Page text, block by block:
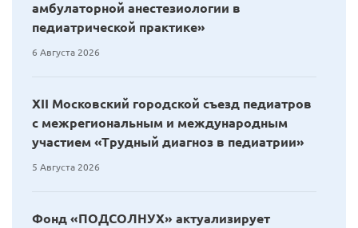
амбулаторной анестезиологии в
педиатрической практике»
6 Августа 2026
XII Московский городской съезд педиатров
с межрегиональным и международным
участием «Трудный диагноз в педиатрии»
5 Августа 2026
Фонд «ПОДСОЛНУХ» актуализирует